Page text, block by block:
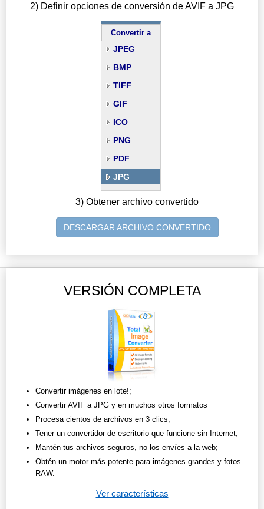
2) Definir opciones de conversión de AVIF a JPG
Convertir a
JPEG
BMP
TIFF
GIF
ICO
PNG
PDF
JPG
3) Obtener archivo convertido
DESCARGAR ARCHIVO CONVERTIDO
VERSIÓN COMPLETA
Convertir imágenes en lote!;
Convertir AVIF a JPG y en muchos otros formatos
Procesa cientos de archivos en 3 clics;
Tener un convertidor de escritorio que funcione sin Internet;
Mantén tus archivos seguros, no los envíes a la web;
Obtén un motor más potente para imágenes grandes y fotos
RAW.
Ver características